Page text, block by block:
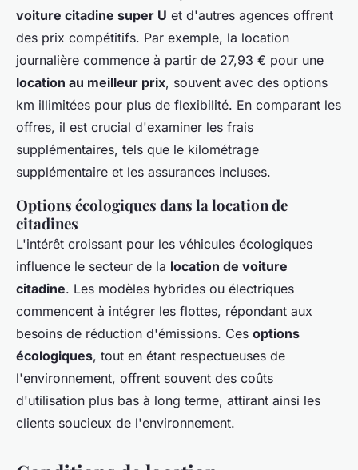
voiture citadine super U et d'autres agences offrent
des prix compétitifs. Par exemple, la location
journalière commence à partir de 27,93 € pour une
location au meilleur prix, souvent avec des options
km illimitées pour plus de flexibilité. En comparant les
offres, il est crucial d'examiner les frais
supplémentaires, tels que le kilométrage
supplémentaire et les assurances incluses.
Options écologiques dans la location de
citadines
L'intérêt croissant pour les véhicules écologiques
influence le secteur de la location de voiture
citadine. Les modèles hybrides ou électriques
commencent à intégrer les flottes, répondant aux
besoins de réduction d'émissions. Ces options
écologiques, tout en étant respectueuses de
l'environnement, offrent souvent des coûts
d'utilisation plus bas à long terme, attirant ainsi les
clients soucieux de l'environnement.